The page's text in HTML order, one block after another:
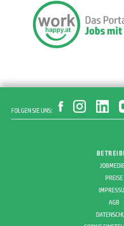
FOLGEN SIE UNS:
PREISE
AGB